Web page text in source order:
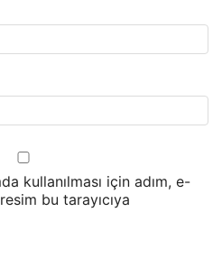
kullanılması için adım, e-
bu tarayıcıya